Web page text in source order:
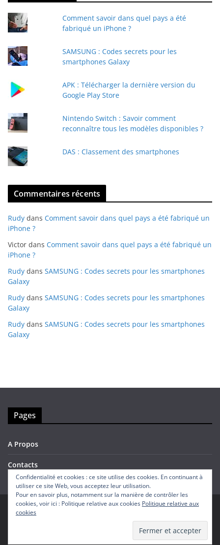
r
e
e
a
Comment savoir dans quel pays a été
fabriqué un iPhone ?
SAMSUNG : Codes secrets pour les
smartphones Galaxy
APK : Télécharger la dernière version du
Google Play Store
Nintendo Switch : Savoir comment
reconnaître tous les modèles disponibles ?
DAS : Classement des smartphones
Commentaires récents
Rudy dans Comment savoir dans quel pays a été fabriqué un
iPhone ?
Victor dans Comment savoir dans quel pays a été fabriqué un
iPhone ?
Rudy dans SAMSUNG : Codes secrets pour les smartphones
Galaxy
Rudy dans SAMSUNG : Codes secrets pour les smartphones
Galaxy
Rudy dans SAMSUNG : Codes secrets pour les smartphones
Galaxy
Pages
A Propos
Contacts
. Tous droits réservés.
par ThemeGrill. Propulsé parWordPress
Confidentialité et cookies : ce site utilise des cookies. En continuant à
utiliser ce site Web, vous acceptez leur utilisation.
Pour en savoir plus, notamment sur la manière de contrôler les
cookies, voir ici : Politique relative aux cookies Politique relative aux
cookies